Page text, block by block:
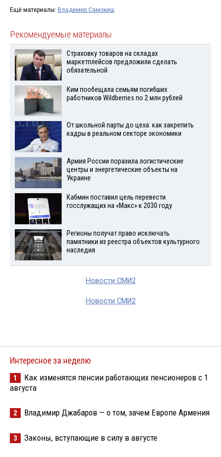
Ещё материалы: Владимир Самокиш
Рекомендуемые материалы
Страховку товаров на складах
маркетплейсов предложили сделать
обязательной
Ким пообещала семьям погибших
работников Wildberries по 2 млн рублей
От школьной парты до цеха: как закрепить
кадры в реальном секторе экономики
Армия России поразила логистические
центры и энергетические объекты на
Украине
Кабмин поставил цель перевести
госслужащих на «Макс» к 2030 году
Регионы получат право исключать
памятники из реестра объектов культурного
наследия
Новости СМИ2
Новости СМИ2
Интересное за неделю
1
Как изменятся пенсии работающих пенсионеров с 1
августа
2 Владимир Джабаров — о том, зачем Европе Армения
3 Законы, вступающие в силу в августе